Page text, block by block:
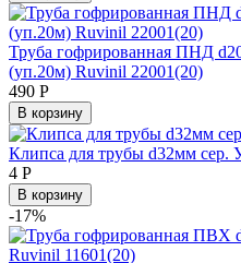
Труба гофрированная ПНД
(уп.20м) Ruvinil 22001(20)
490 Р
В корзину
Клипса для трубы d32мм сер.
4 Р
В корзину
-17%